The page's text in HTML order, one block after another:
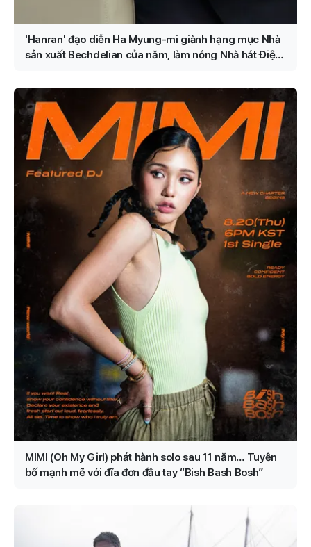
'Hanran' đạo diễn Ha Myung-mi giành hạng mục Nhà
sản xuất Bechdelian của năm, làm nóng Nhà hát Điện
MIMI (Oh My Girl) phát hành solo sau 11 năm… Tuyên
bố mạnh mẽ với đĩa đơn đầu tay “Bish Bash Bosh”